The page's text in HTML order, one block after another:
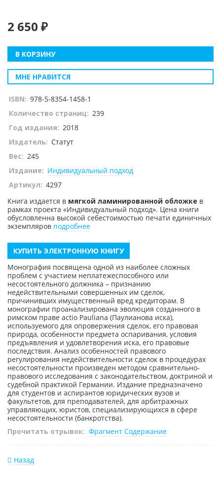
2 650 ₽
В КОРЗИНУ
МНЕ НРАВИТСЯ
ISBN: 978-5-8354-1458-1
Количество страниц: 239
Год издания: 2018
Издатель: Статут
Вес: 245
Издание: Индивидуальный подход
Артикул: 4297
Книга издается в мягкой ламинированной обложке в
рамках проекта «Индивидуальный подход». Цена книги
обусловленна высокой себестоимостью печати единичных
экземпляров подробнее
КУПИТЬ ЭЛЕКТРОННУЮ КНИГУ
Монография посвящена одной из наиболее сложных
проблем с участием неплатежеспособного или
несостоятельного должника – признанию
недействительными совершенных им сделок,
причинивших имущественный вред кредиторам. В
монографии проанализирована эволюция созданного в
римском праве actio Pauliana (Паулианова иска),
используемого для опровержения сделок, его правовая
природа, особенности предмета оспаривания, условия
предъявления и удовлетворения иска, его правовые
последствия. Анализ особенностей правового
регулирования недействительности сделок в процедурах
несостоятельности произведен методом сравнительно-
правового исследования с законодательством, доктриной и
судебной практикой Германии. Издание предназначено
для студентов и аспирантов юридических вузов и
факультетов, для преподавателей, для арбитражных
управляющих, юристов, специализирующихся в сфере
несостоятельности (банкротства).
Прочитать отрывок: Фрагмент Содержание
Назад